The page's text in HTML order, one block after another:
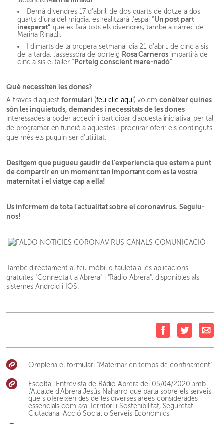
Demà divendres 17 d'abril, de dos quarts de dotze a dos
quarts d’una del migdia, es realitzarà l’espai “Un post part
inesperat” que es farà tots els divendres, també a càrrec de
Marina Rinaldi.
I dimarts de la propera setmana, dia 21 d’abril, de cinc a sis
de la tarda, l’assessora de porteig Rosa Carneros impartirà de
cinc a sis el taller “Porteig conscient mare-nadó”
Què necessiten les dones?
A través d’aquestformulari (feu clic aquí) volemconèixer quines
són les inquietuds, demandes i necessitats de les dones
interessades a poder accedir i participar d’aquesta iniciativa, per tal
de programar en funció a aquestes i procurar oferir els continguts
que més els puguin ser d’utilitat.
Desitgem que pugueu gaudir de l'experiència que estem a punt
de compartir en un moment tan important com és la vostra
maternitat i el viatge cap a ella!
Us informem de tota l'actualitat sobre el coronavirus. Seguiu-
nos!
També directament al teu mòbil o tauleta a les aplicacions
gratuïtes "Connecta't a Abrera" i "Ràdio Abrera", disponibles als
sistemes Android i IOS.
Omplena el formulari "Maternar en temps de confinament"
Escolta l'Entrevista de Ràdio Abrera del 05/04/2020 amb
l'Alcalde d'Abrera Jesús Naharro que parla sobre els serveis
que s'ofereixen des de les diverses àrees considerades
essencials com ara Territori i Sostenibilitat, Seguretat
Ciutadana, Acció Social o Serveis Econòmics